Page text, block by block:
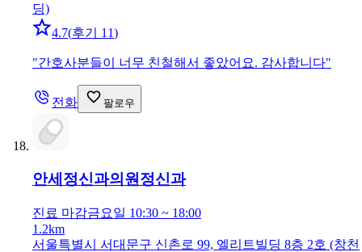
딩)
4.7(후기 11)
"간호사분들이 너무 친철해서 좋았어요. 감사합니다"
전화 팔로우
안세정신과의원 정신과
진료 마감금요일 10:30 ~ 18:00
1.2km
서울특별시 서대문구 신촌로 99, 엘리트빌딩 8층 2호 (창천